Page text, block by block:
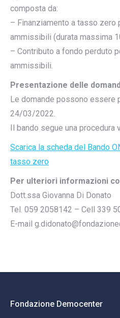
composta da:
– Finanziamento a tasso zero
ammissibili (durata massima
– Contributo a fondo perduto
ammissibili.
Presentazione delle
Le domande possono essere
24/03/2022.
Il bando segue una procedura
Scarica la scheda del Bando
tasso zero
Per ulteriori informazioni
Dott.ssa Giovanna Di Donato
Tel. 059 2058142 – Cell 339
E-mail
Fondazione Democenter